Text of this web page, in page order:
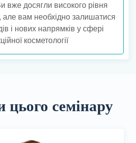
вже досягли високого рівня
але вам необхідно залишатися
і нових напрямків у сфері
косметології
цього семінару